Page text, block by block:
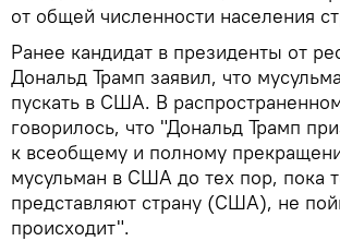
от общей численности населения
Ранее кандидат в президенты от
Дональд Трамп заявил, что
пускать в США. В
говорилось, что "Дональд Трамп
к всеобщему и полному
мусульман в США до тех пор, пока
представляют страну (США), не
происходит".